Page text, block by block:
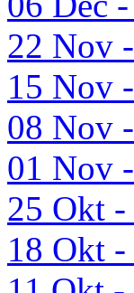
22 Nov
15 Nov
08 Nov
01 Nov
25 Okt
18 Okt